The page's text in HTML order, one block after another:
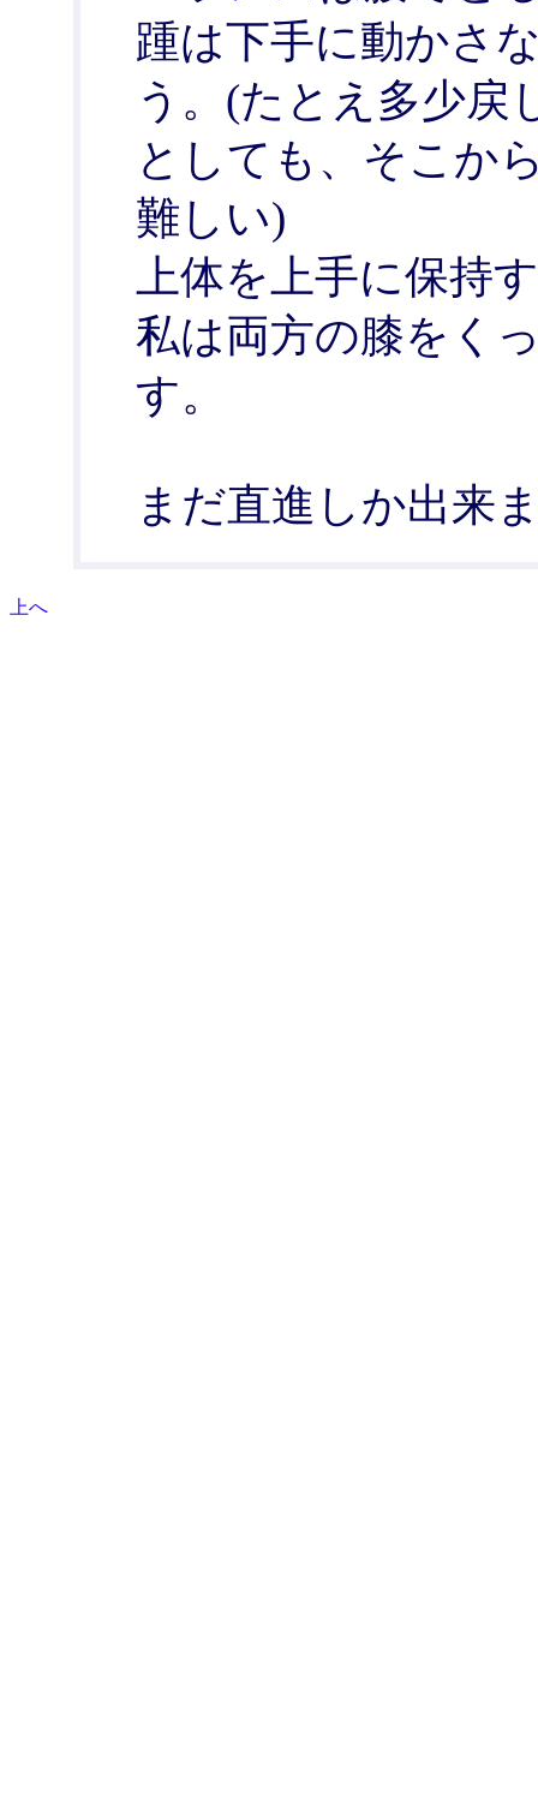
踵は下手に動かさ
う。(たとえ多少戻
としても、そこか
難しい)
上体を上手に保持
私は両方の膝をく
す。
まだ直進しか出来
上へ